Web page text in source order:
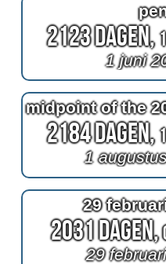
2123 Dagen,
1 juni
2184 Dagen,
1
29
2031 Dagen,
29